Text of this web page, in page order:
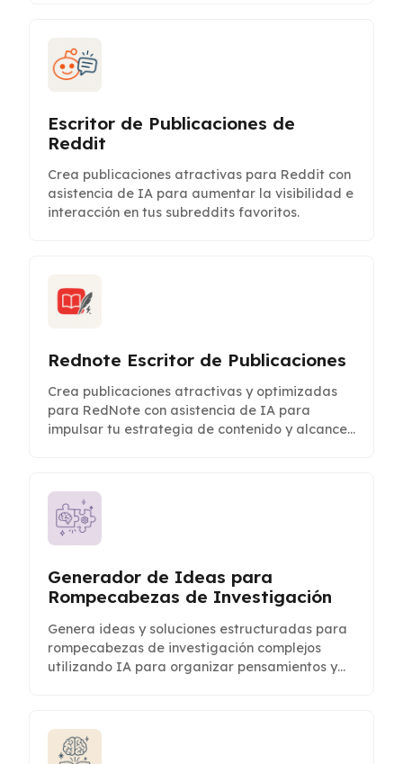
Escritor de Publicaciones de
Reddit
Crea publicaciones atractivas para Reddit con
asistencia de IA para aumentar la visibilidad e
interacción en tus subreddits favoritos.
Rednote Escritor de Publicaciones
Crea publicaciones atractivas y optimizadas
para RedNote con asistencia de IA para
impulsar tu estrategia de contenido y alcance
Generador de Ideas para
Rompecabezas de Investigación
Genera ideas y soluciones estructuradas para
rompecabezas de investigación complejos
utilizando IA para organizar pensamientos y